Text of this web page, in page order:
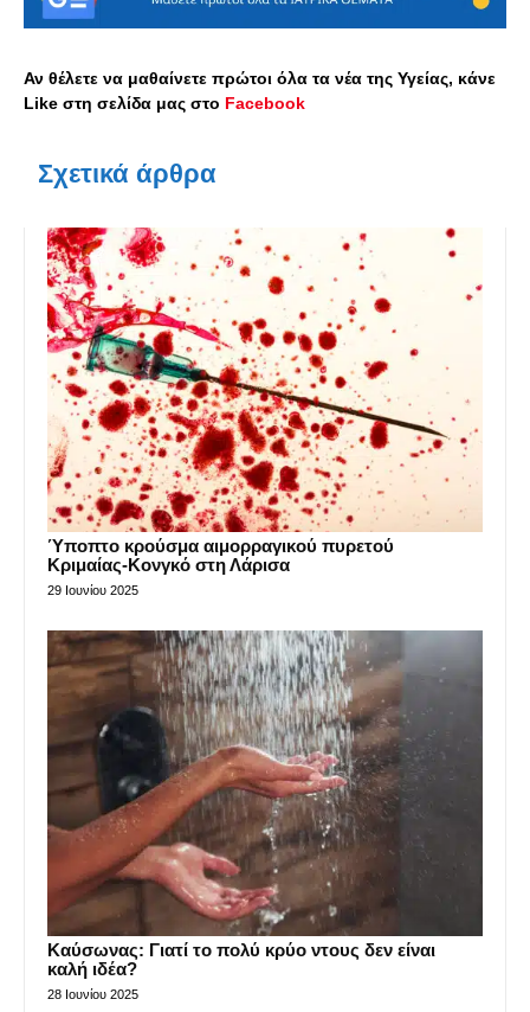
Αν θέλετε να μαθαίνετε πρώτοι όλα τα νέα της Υγείας, κάνε
Like στη σελίδα μας στο Facebook
Σχετικά άρθρα
Ύποπτο κρούσμα αιμορραγικού πυρετού
Κριμαίας-Κονγκό στη Λάρισα
29 Ιουνίου 2025
Καύσωνας: Γιατί το πολύ κρύο ντους δεν είναι
καλή ιδέα?
28 Ιουνίου 2025